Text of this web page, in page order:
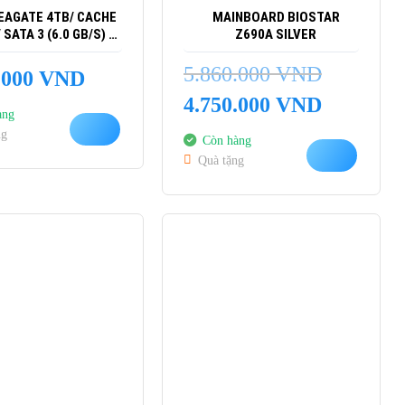
4TB/ CACHE
3 (6.0 GB/S) –
CHÍNH HÃNG
VND
MAINBOARD BIOSTAR
Z690A SILVER
5.860.000VND
Giá
là:
5.860.000 VND.
4.750.000 VNDGiá
tại
Còn hàng
Quà tặng